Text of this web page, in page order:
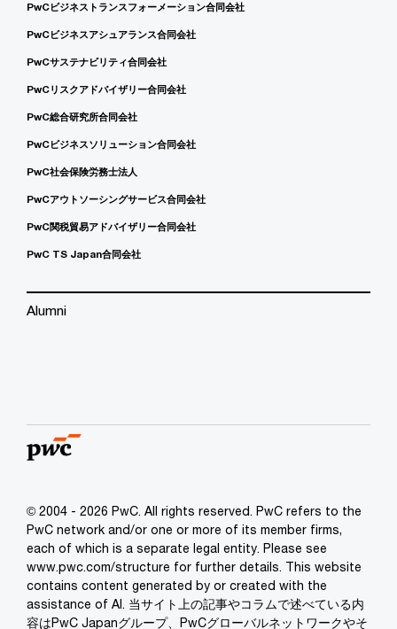
PwCビジネストランスフォーメーション合同会社
PwCビジネスアシュアランス合同会社
PwCサステナビリティ合同会社
PwCリスクアドバイザリー合同会社
PwC総合研究所合同会社
PwCビジネスソリューション合同会社
PwC社会保険労務士法人
PwCアウトソーシングサービス合同会社
PwC関税貿易アドバイザリー合同会社
PwC TS Japan合同会社
Alumni
© 2004 - 2026 PwC. All rights reserved. PwC refers to the
PwC network and/or one or more of its member firms,
each of which is a separate legal entity. Please see
www.pwc.com/structure for further details. This website
contains content generated by or created with the
assistance of AI. 当サイト上の記事やコラムで述べている内
容はPwC Japanグループ、PwCグローバルネットワークやそ